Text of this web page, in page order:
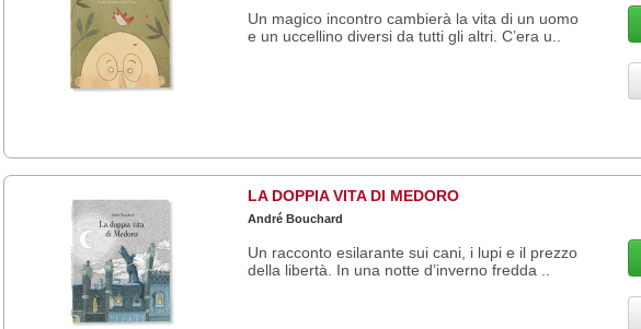
Un magico incontro cambierà la vita di un uomo
e un uccellino diversi da tutti gli altri. C’era u..
LA DOPPIA VITA DI MEDORO
André Bouchard
Un racconto esilarante sui cani, i lupi e il prezzo
della libertà. In una notte d’inverno fredda ..